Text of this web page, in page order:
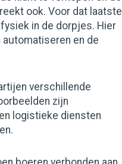
ook. Voor dat laatste
in de dorpjes. Hier
en de
verschillende
zijn
logistieke diensten